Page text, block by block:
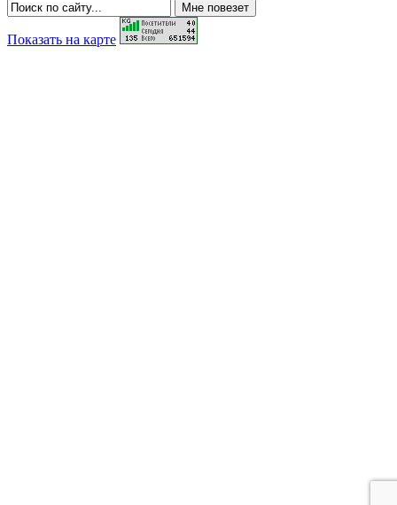
Показать на карте